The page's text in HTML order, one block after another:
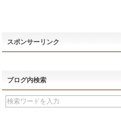
スポンサーリンク
ブログ内検索